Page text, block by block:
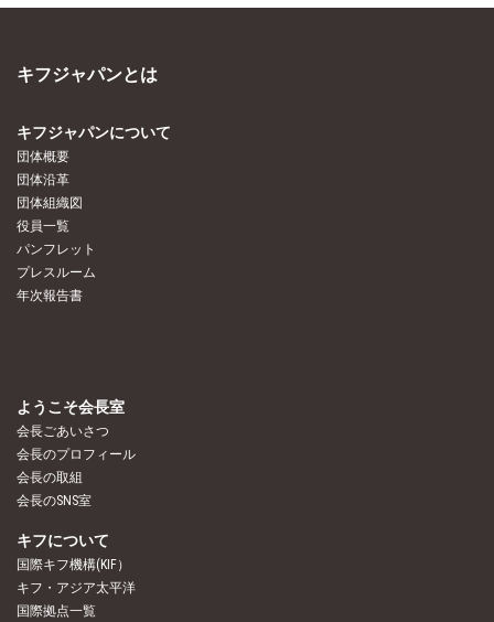
キフジャパンとは
キフジャパンについて
団体概要
団体沿革
団体組織図
役員一覧
パンフレット
プレスルーム
年次報告書
ようこそ会長室
会長ごあいさつ
会長のプロフィール
会長の取組
会長のSNS室
キフについて
国際キフ機構(KIF）
キフ・アジア太平洋
国際拠点一覧